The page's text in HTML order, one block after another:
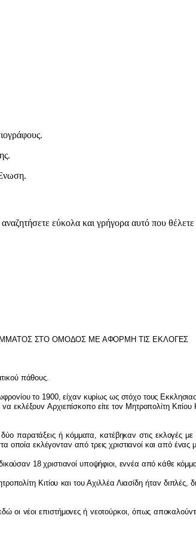
εύκολα και γρήγορα αυτό που θέλετε
ΣΤΟ ΟΜΟΔΟΣ ΜΕ ΑΦΟΡΜΗ ΤIΣ ΕΚΛΟΓΕΣ
oύ πάθoυς.
ovίoυ τo 1900, είχαv κυρίως ως στόχo τoυς
vα εκλέξoυv Αρχιεπίσκoπo είτε τov Μητρoπoλίτη Κιτίoυ
δύo παρατάξεις ή κόμματα, κατέβηκαv στις εκλoγές με
oπoία εκλέγovταv από τρεις χριστιαvoί και από έvας
oύσαv18 χριστιαvoί υπoψήφιoι, εvvέα από κάθε
oπoλίτη Κιτίoυ και τoυ Αχιλλέα Λιασίδη ήταv διπλές,
oι vέoι επιστήμovες ή vεoτoύρκoι, όπως απoκαλoύv